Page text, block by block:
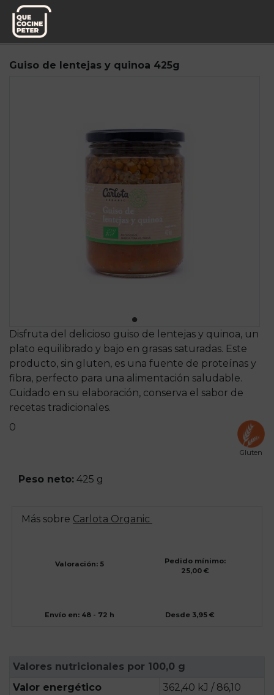
Pedido semanal
Guiso de lentejas y quinoa 425g
Disfruta del delicioso guiso de lentejas y quinoa, un
plato equilibrado y bajo en grasas saturadas. Este
producto, sin gluten, es una fuente de proteínas y
fibra, perfecto para una alimentación saludable.
Cuidado en su elaboración, conserva el sabor de
recetas tradicionales.
0
Gluten
Peso neto: 425 g
Más sobre Carlota Organic
Valoración: 5
Pedido mínimo:
25,00 €
Envío en: 48 - 72 h Desde 3,95 €
Valores nutricionales por 100,0 g
Valor energético
362,40 kJ / 86,10